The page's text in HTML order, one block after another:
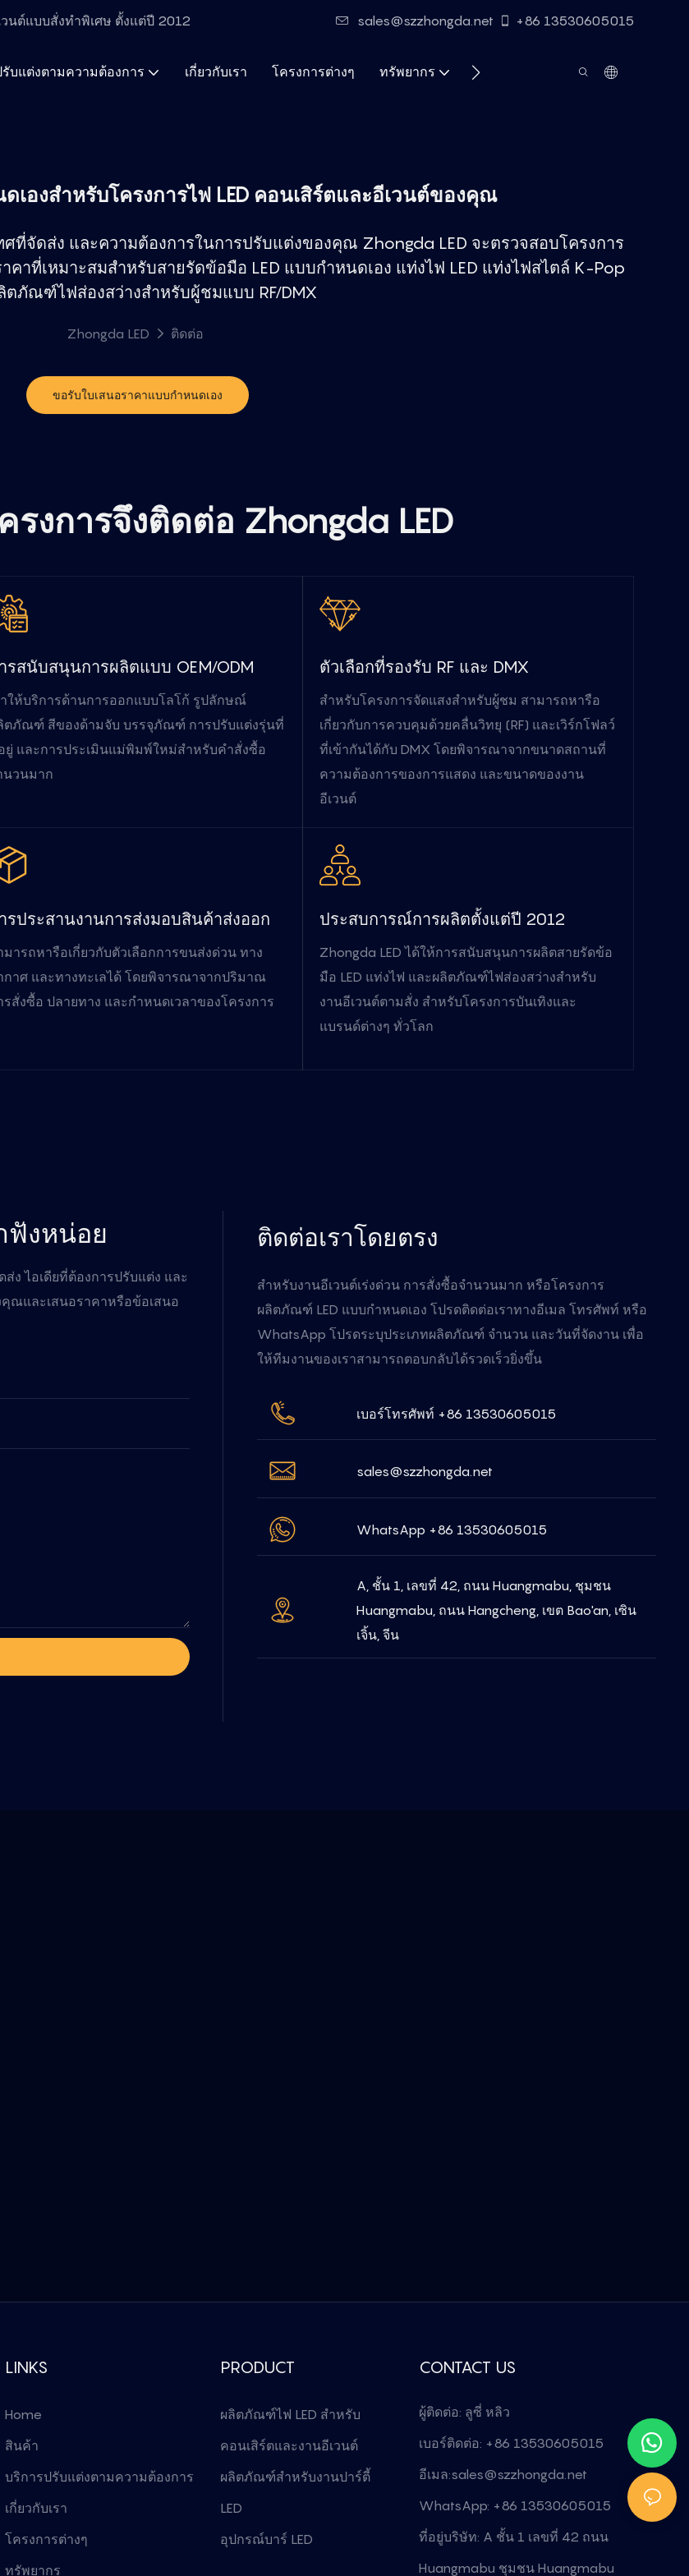
นต์แบบสั่งทำพิเศษ ตั้งแต่ปี 2012 sales@szzhongda.net +86 13530605015
บแต่งตามความต้องการ เกี่ยวกับเรา โครงการต่างๆ ทรัพยากร ติดต่อ
เองสำหรับโครงการไฟ LED คอนเสิร์ตและอีเวนต์ของคุณ
ที่จัดส่ง และความต้องการในการปรับแต่งของคุณ Zhongda LED จะตรวจสอบโครงการ
ที่เหมาะสมสำหรับสายรัดข้อมือ LED แบบกำหนดเอง แท่งไฟ LED แท่งไฟสไตล์ K-Pop
ตภัณฑ์ไฟส่องสว่างสำหรับผู้ชมแบบ RF/DMX
Zhongda LED ติดต่อ
ขอรับใบเสนอราคาแบบกำหนดเอง
รงการจึงติดต่อ Zhongda LED
รสนับสนุนการผลิตแบบ OEM/ODM
าให้บริการด้านการออกแบบโลโก้ รูปลักษณ์
ตภัณฑ์ สีของด้ามจับ บรรจุภัณฑ์ การปรับแต่งรุ่นที่
ยู่ และการประเมินแม่พิมพ์ใหม่สำหรับคำสั่งซื้อ
นวนมาก
ตัวเลือกที่รองรับ RF และ DMX
สำหรับโครงการจัดแสงสำหรับผู้ชม สามารถหารือ
เกี่ยวกับการควบคุมด้วยคลื่นวิทยุ (RF) และเวิร์กโฟลว์
ที่เข้ากันได้กับ DMX โดยพิจารณาจากขนาดสถานที่
ความต้องการของการแสดง และขนาดของงาน
อีเวนต์
รประสานงานการส่งมอบสินค้าส่งออก
มารถหารือเกี่ยวกับตัวเลือกการขนส่งด่วน ทาง
กาศ และทางทะเลได้ โดยพิจารณาจากปริมาณ
รสั่งซื้อ ปลายทาง และกำหนดเวลาของโครงการ
ประสบการณ์การผลิตตั้งแต่ปี 2012
Zhongda LED ได้ให้การสนับสนุนการผลิตสายรัดข้อ
มือ LED แท่งไฟ และผลิตภัณฑ์ไฟส่องสว่างสำหรับ
งานอีเวนต์ตามสั่ง สำหรับโครงการบันเทิงและ
แบรนด์ต่างๆ ทั่วโลก
ฟังหน่อย
ไอเดียที่ต้องการปรับแต่ง และ
ณและเสนอราคาหรือข้อเสนอ
ติดต่อเราโดยตรง
สำหรับงานอีเวนต์เร่งด่วน การสั่งซื้อจำนวนมาก หรือโครงการ
ผลิตภัณฑ์ LED แบบกำหนดเอง โปรดติดต่อเราทางอีเมล โทรศัพท์ หรือ
WhatsApp โปรดระบุประเภทผลิตภัณฑ์ จำนวน และวันที่จัดงาน เพื่อ
ให้ทีมงานของเราสามารถตอบกลับได้รวดเร็วยิ่งขึ้น
เบอร์โทรศัพท์ +86 13530605015
sales@szzhongda.net
WhatsApp +86 13530605015
A, ชั้น 1, เลขที่ 42, ถนน Huangmabu, ชุมชน
Huangmabu, ถนน Hangcheng, เขต Bao'an, เซิน
เจิ้น, จีน
LINKS
Home
สินค้า
บริการปรับแต่งตามความต้องการ
เกี่ยวกับเรา
โครงการต่างๆ
ทรัพยากร
PRODUCT
ผลิตภัณฑ์ไฟ LED สำหรับ
คอนเสิร์ตและงานอีเวนต์
ผลิตภัณฑ์สำหรับงานปาร์ตี้
LED
อุปกรณ์บาร์ LED
CONTACT US
ผู้ติดต่อ: ลูซี่ หลิว
เบอร์ติดต่อ: +86 13530605015
อีเมล:sales@szzhongda.net
WhatsApp: +86 13530605015
ที่อยู่บริษัท: A ชั้น 1 เลขที่ 42 ถนน
Huangmabu ชุมชน Huangmabu